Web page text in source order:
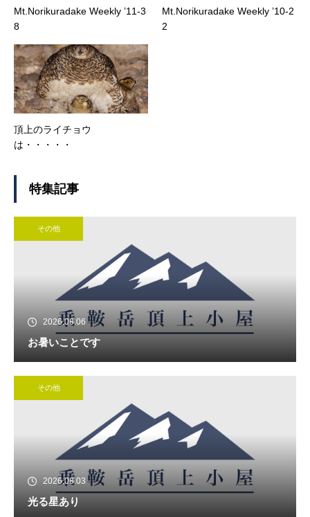
Mt.Norikuradake Weekly ’11-3
8
Mt.Norikuradake Weekly ’10-2
2
頂上のライチョウ
は・・・・・
特集記事
その他
2026.08.06
お暑いことです
その他
2026.08.03
光る星あり